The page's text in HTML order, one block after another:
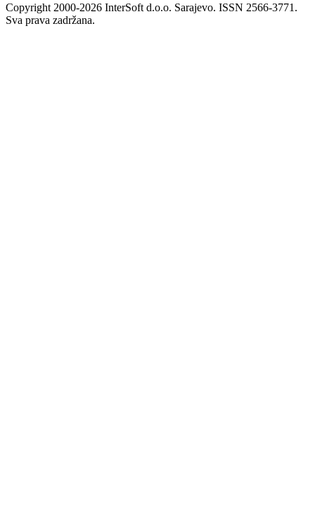
Copyright 2000-2026 InterSoft d.o.o. Sarajevo. ISSN 2566-3771.
Sva prava zadržana.